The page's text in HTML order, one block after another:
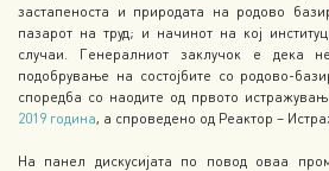
застапеноста и природата на родово
пазарот на труд; и начинот на кој
случаи. Генералниот заклучок е дека
подобрување на состојбите со родово-
споредба со наодите од првото
2019 година, а спроведено од Реактор –
На панел дискусијата по повод оваа